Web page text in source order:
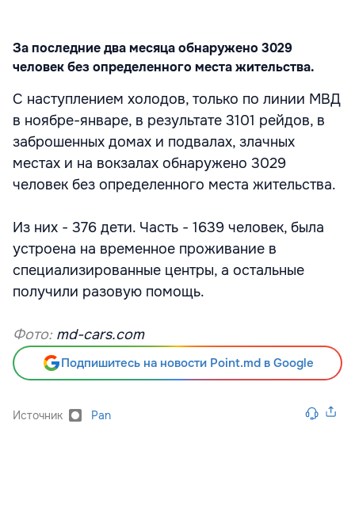
За последние два месяца обнаружено 3029
человек без определенного места жительства.
С наступлением холодов, только по линии МВД
в ноябре-январе, в результате 3101 рейдов, в
заброшенных домах и подвалах, злачных
местах и на вокзалах обнаружено 3029
человек без определенного места жительства.
Из них - 376 дети. Часть - 1639 человек, была
устроена на временное проживание в
специализированные центры, а остальные
получили разовую помощь.
Фото: md-cars.com
Подпишитесь на новости Point.md в Google
Источник Pan